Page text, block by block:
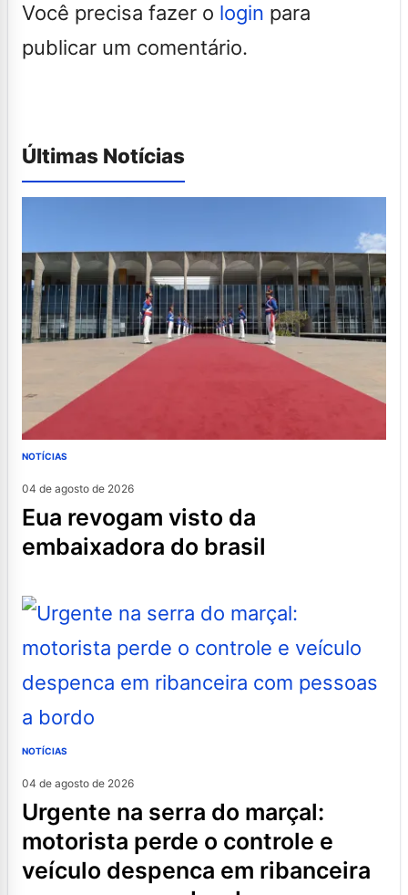
Você precisa fazer o login para
publicar um comentário.
Últimas Notícias
NOTÍCIAS
04 de agosto de 2026
eua revogam visto da
embaixadora do brasil
NOTÍCIAS
04 de agosto de 2026
urgente na serra do marçal:
motorista perde o controle e
veículo despenca em ribanceira